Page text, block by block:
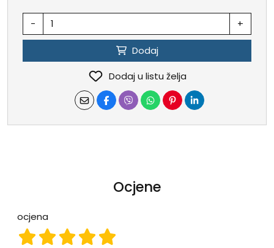
- +
Dodaj
Dodaj u listu želja
Ocjene
ocjena
ocjena 5
ocjena 4
ocjena 3
ocjena 2
ocjena 1